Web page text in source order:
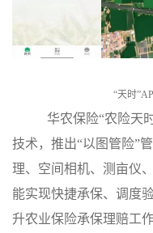
“天时
华农保险“农险天
技术，推出“以图管险”
理、空间相机、测亩仪
能实现快捷承保、调度
升农业保险承保理赔工